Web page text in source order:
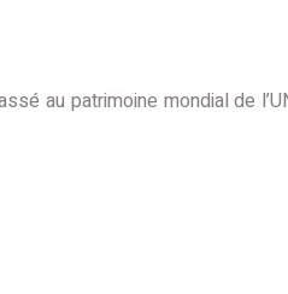
au patrimoine mondial de